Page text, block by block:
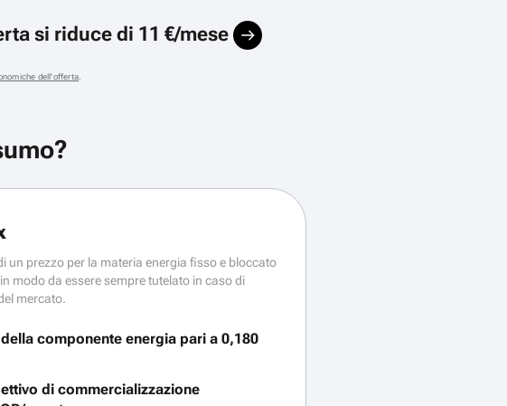
si riduce di 11 €/mese
dell'offerta.
un prezzo per la materia energia fisso e bloccato
modo da essere sempre tutelato in caso di
mercato.
componente energia pari a 0,180
di commercializzazione